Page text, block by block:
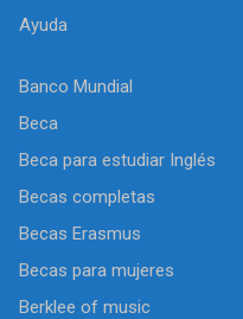
Ayuda
Banco Mundial
Beca
Beca para estudiar Inglés
Becas completas
Becas Erasmus
Becas para mujeres
Berklee of music